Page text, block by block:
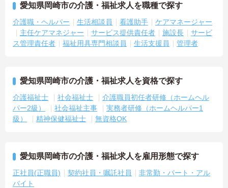
愛知県岡崎市の介護・福祉求人を職種で探す
介護職・ヘルパー 生活相談員 看護助手
ケアマネージャー
主任ケアマネジャー
サービス提供責任者 施設長
サービ
ス管理責任者
福祉用具専門相談員 生活支援員 管理者
愛知県岡崎市の介護・福祉求人を資格で探す
介護福祉士 社会福祉士
介護職員初任者研修（ホームヘル
パー2級）
社会福祉主事
実務者研修（ホームヘルパー1
級）
精神保健福祉士 無資格OK
愛知県岡崎市の介護・福祉求人を雇用形態で探す
正社員(正職員) 契約社員・嘱託社員
非常勤・パート・アル
バイト